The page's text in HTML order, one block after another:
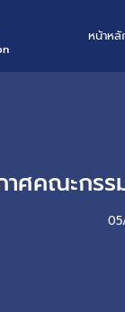
หน้าหลั
าศคณะกร